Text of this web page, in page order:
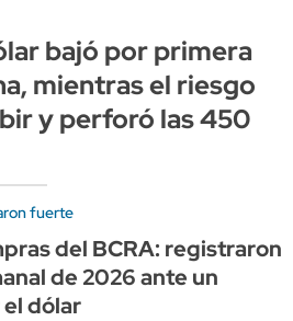
bajó por primera
mientras el riesgo
y perforó las 450
fuerte
del BCRA: registraron
de 2026 ante un
dólar